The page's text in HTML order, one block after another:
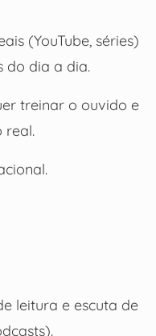
(YouTube, séries)
do dia a dia.
treinar o ouvido e
real.
leitura e escuta de